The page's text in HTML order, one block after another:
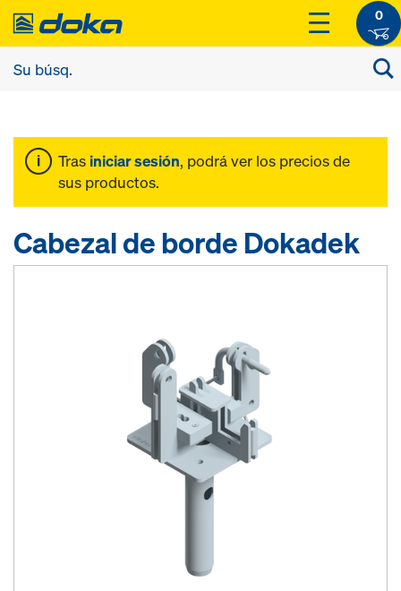
0
Tras iniciar sesión, podrá ver los precios de
sus productos.
Cabezal de borde Dokadek